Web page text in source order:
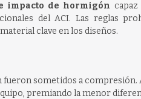
impacto de hormigón
del ACI. Las reglas
clave en los diseños.
fueron sometidos a compresión.
premiando la menor